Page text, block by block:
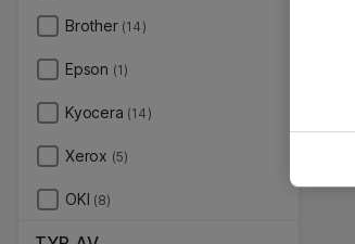
Brother (14)
Epson (1)
Kyocera (14)
Xerox (5)
OKI (8)